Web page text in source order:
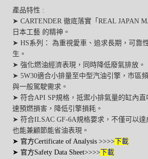
產品特性 :
➤ CARTENDER 徹底落實「REAL JAPAN
日本工藝 的精神。
➤ HS系列： 為重視愛車、追求長期，可靠
生。
➤ 強化燃油經濟表現，同時降低廢氣排放。
➤ 5W30適合小排量至中型汽油引擎，市區
與一般駕駛需求。
➤ 符合API SP規格，抵禦小排氣量的缸內
速預燃損害，降低引擎損耗。
➤ 符合ILSAC GF-6A規格要求，不僅可以達
也能兼顧節能省油表現。
➤ 官方Certificate of Analysis >>>> 下載
➤ 官方Safety Data Sheet>>>> 下載